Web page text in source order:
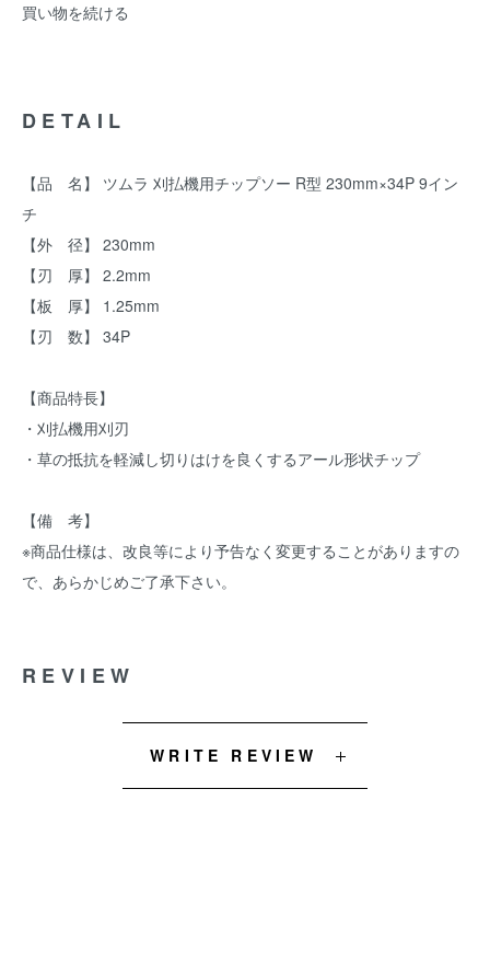
買い物を続ける
DETAIL
【品 名】 ツムラ 刈払機用チップソー R型 230mm×34P 9イン
チ
【外 径】 230mm
【刃 厚】 2.2mm
【板 厚】 1.25mm
【刃 数】 34P
【商品特長】
・刈払機用刈刃
・草の抵抗を軽減し切りはけを良くするアール形状チップ
【備 考】
※商品仕様は、改良等により予告なく変更することがありますの
で、あらかじめご了承下さい。
REVIEW
WRITE REVIEW